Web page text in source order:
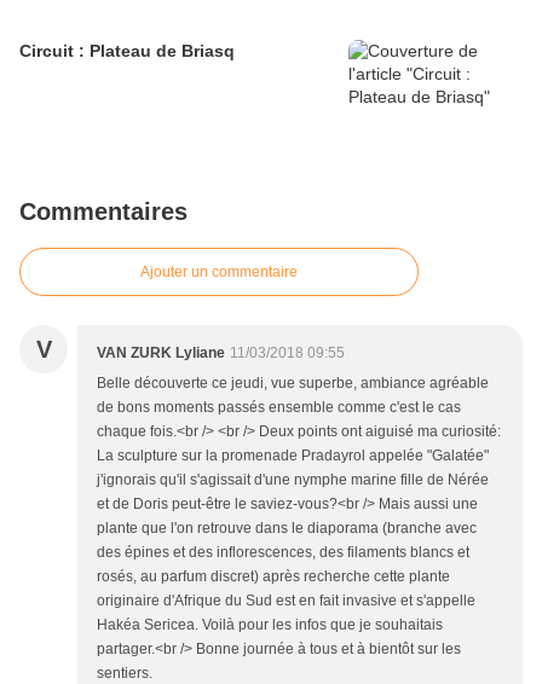
Circuit : Plateau de Briasq
Commentaires
Ajouter un commentaire
V VAN ZURK Lyliane 11/03/2018 09:55
Belle découverte ce jeudi, vue superbe, ambiance agréable
de bons moments passés ensemble comme c'est le cas
chaque fois.<br /> <br /> Deux points ont aiguisé ma curiosité:
La sculpture sur la promenade Pradayrol appelée "Galatée"
j'ignorais qu'il s'agissait d'une nymphe marine fille de Nérée
et de Doris peut-être le saviez-vous?<br /> Mais aussi une
plante que l'on retrouve dans le diaporama (branche avec
des épines et des inflorescences, des filaments blancs et
rosés, au parfum discret) après recherche cette plante
originaire d'Afrique du Sud est en fait invasive et s'appelle
Hakéa Sericea. Voilà pour les infos que je souhaitais
partager.<br /> Bonne journée à tous et à bientôt sur les
sentiers.